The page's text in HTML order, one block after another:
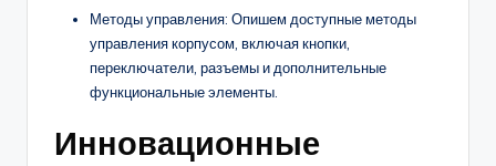
Методы управления: Опишем доступные методы
управления корпусом, включая кнопки,
переключатели, разъемы и дополнительные
функциональные элементы.
Инновационные